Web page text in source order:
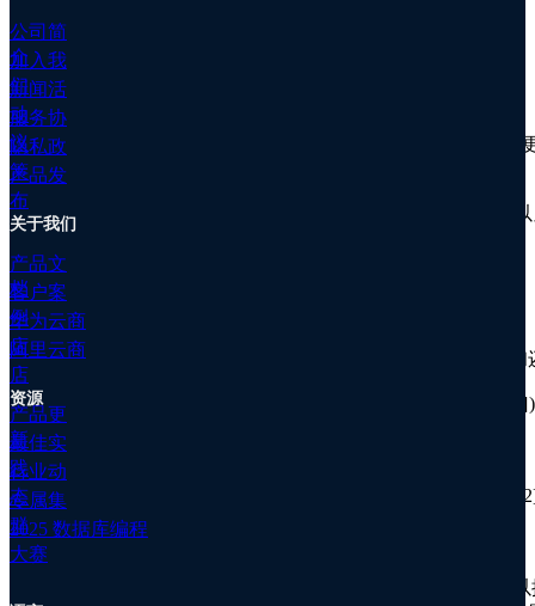
比
客
户
案
例
文
档
属
群
公
司
简
公
司
资
讯
关
于
更新详细
阿里云
RDS MySQL集群系列实例新增支持跨地域备份，以
RDS PostgreSQL通用云盘版支持数据归档到OSS，
Azure(微软云)
Cosmos DB 中的索引建议功能正式发布([6])
Cosmos DB for PostgreSQL 正式发布异地冗余备份
Cosmos DB MongoDB正式发布HNSW 向量索引([11])
GCP(谷歌云)
托管PostgreSQL数据库的pgvector升级到 0.6.0 版
腾讯云
云数据库 MySQL 8.0内核版本更新，发布众多功能
公司简
介
加入我
们
新闻活
动
服务协
议
隐私政
策
产品发
布
关于我们
产品文
档
客户案
例
华为云商
店
阿里云商
店
资源
产品更
新
最佳实
践
行业动
态
专属集
群
2025 数据库编程
大赛